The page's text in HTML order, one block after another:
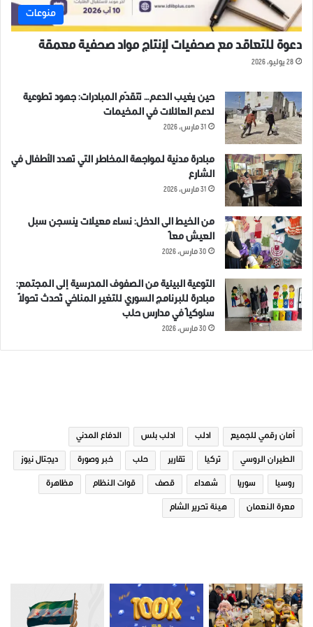
مرتبط
ملخص أحداث يوم الأحد
05.05.2019 في إدلب بحسب
الدفاع المدني
5 مايو، 2019
في "مقالات"
ملخص أحداث يوم السبت
4 مايو، 2019
ملخص أحداث مدينة ادلب
وريفها ليوم الخميس 20.06.2019
20 يونيو، 2019
في "غير مصنف"
منوعات
دعوة للتعاقد مع صحفيات لإنتاج مواد صحفية معمقة
28 يوليو، 2026
حين يغيب الدعم… تتقدّم المبادرات: جهود تطوعية
لدعم العائلات في المخيمات
31 مارس، 2026
مبادرة مدنية لمواجهة المخاطر التي تهدد الأطفال في
الشارع
31 مارس، 2026
من الخيط الى الدخل: نساء معيلات ينسجن سبل
العيش معاً
30 مارس، 2026
التوعية البيئية من الصفوف المدرسية إلى المجتمع:
مبادرة للبرنامج السوري للتغير المناخي تُحدث تحولاً
سلوكياً في مدارس حلب
30 مارس، 2026
أمان رقمي للجميع ادلب ادلب بلس الدفاع المدني
الطيران الروسي تركيا تقارير حلب خبر وصورة ديجتال نيوز
روسيا سوريا شهداء قصف قوات النظام مظاهرة
معرة النعمان هيئة تحرير الشام